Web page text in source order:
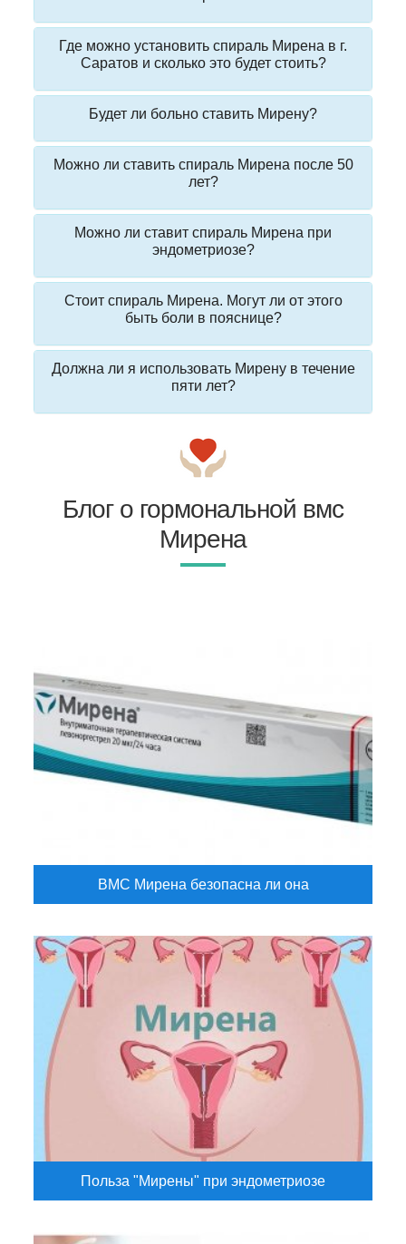
Где можно установить спираль Мирена в г.
Саратов и сколько это будет стоить?
Будет ли больно ставить Мирену?
Можно ли ставить спираль Мирена после 50
лет?
Можно ли ставит спираль Мирена при
эндометриозе?
Стоит спираль Мирена. Могут ли от этого
быть боли в пояснице?
Должна ли я использовать Мирену в течение
пяти лет?
Блог о гормональной вмс
Мирена
ВМС Мирена безопасна ли она
Польза "Мирены" при эндометриозе